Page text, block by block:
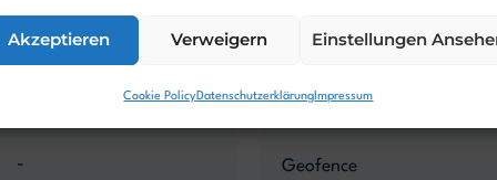
Akzeptieren Verweigern Einstellungen
Cookie PolicyDatenschutzerklärung Impressum
- Geofence